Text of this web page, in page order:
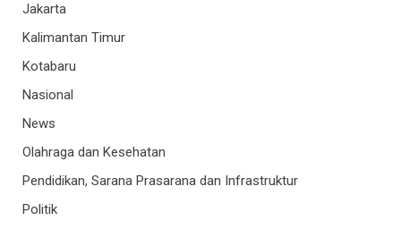
Jakarta
Kalimantan Timur
Kotabaru
Nasional
News
Olahraga dan Kesehatan
Pendidikan, Sarana Prasarana dan Infrastruktur
Politik